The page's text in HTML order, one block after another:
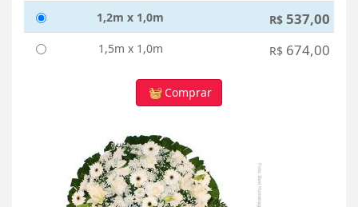
1,2m x 1,0m R$ 537,00
1,5m x 1,0m R$ 674,00
Comprar